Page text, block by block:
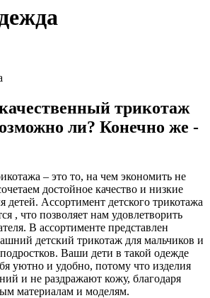
трикотаж
ли? Конечно же -
– это то, на чем экономить не
достойное качество и низкие
детей. Ассортимент детского трикотажа
, что позволяет нам удовлетворить
В ассортименте представлен
детский трикотаж для мальчиков и
Ваши дети в такой одежде
уютно и удобно, потому что изделия
и не раздражают кожу, благодаря
материалам и моделям.